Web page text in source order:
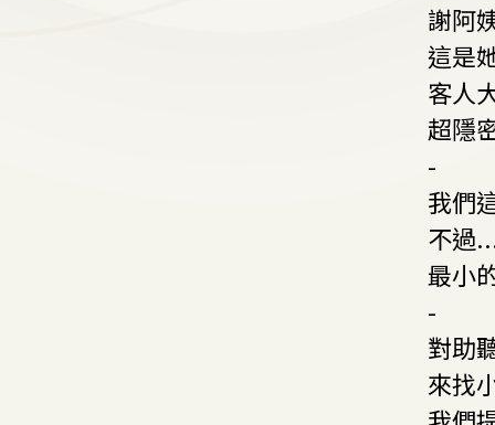
謝阿
這是
客人
超隱
-
我們
不過
最小
-
對助
來找